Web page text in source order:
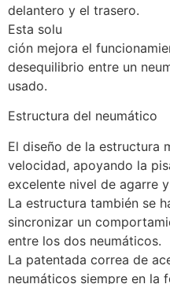
delantero y el trasero.
Esta solu
ción mejora el
desequilibrio entre un
usado.
Estructura del neumático
El diseño de la estructura
velocidad, apoyando la
excelente nivel de agarre
La estructura también se
sincronizar un
entre los dos neumáticos.
La patentada correa de
neumáticos siempre en la